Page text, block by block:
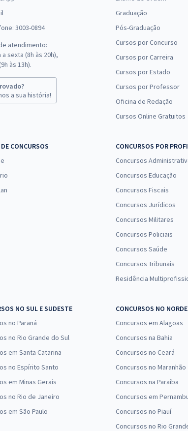
3003-0894
atendimento:
sexta (8h às 20h),
às 13h).
a sua história!
Graduação
Pós-Graduação
Cursos por Concurso
Cursos por Carreira
Cursos por Estado
Cursos por Professor
Oficina de Redação
Cursos Online Gratuitos
CONCURSOS
CONCURSOS POR
Concursos
Concursos Educação
Concursos Fiscais
Concursos Jurídicos
Concursos Militares
Concursos Policiais
Concursos Saúde
Concursos Tribunais
Residência
NO SUL E SUDESTE
no Paraná
no Rio Grande do Sul
em Santa Catarina
no Espírito Santo
em Minas Gerais
no Rio de Janeiro
em São Paulo
CONCURSOS NO
Concursos em Alagoas
Concursos na Bahia
Concursos no Ceará
Concursos no Maranhão
Concursos na Paraíba
Concursos em
Concursos no Piauí
Concursos no Rio